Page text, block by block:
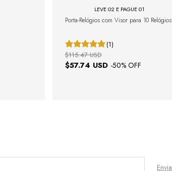
LEVE 02 E PAGUE 01
Porta-Relógios com Visor para 10 Relógios
(1)
$57.74 USD -50% OFF
$115.47 USD